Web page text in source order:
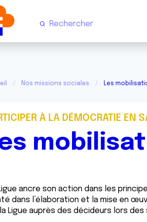
Nos missions sociales Les
À LA DÉMOCRATIE EN
ancre son action dans les
dans l’élaboration et la mise en
Ligue auprès des décideurs lors